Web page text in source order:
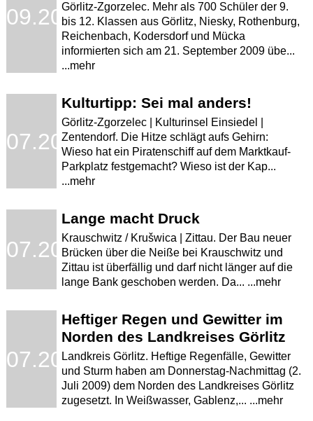
Görlitz-Zgorzelec. Mehr als 700 Schüler der 9.
bis 12. Klassen aus Görlitz, Niesky, Rothenburg,
Reichenbach, Kodersdorf und Mücka
informierten sich am 21. September 2009 übe...
...mehr
Kulturtipp: Sei mal anders!
Görlitz-Zgorzelec | Kulturinsel Einsiedel |
Zentendorf. Die Hitze schlägt aufs Gehirn:
Wieso hat ein Piratenschiff auf dem Marktkauf-
Parkplatz festgemacht? Wieso ist der Kap...
...mehr
Lange macht Druck
Krauschwitz / Krušwica | Zittau. Der Bau neuer
Brücken über die Neiße bei Krauschwitz und
Zittau ist überfällig und darf nicht länger auf die
lange Bank geschoben werden. Da... ...mehr
Heftiger Regen und Gewitter im
Norden des Landkreises Görlitz
Landkreis Görlitz. Heftige Regenfälle, Gewitter
und Sturm haben am Donnerstag-Nachmittag (2.
Juli 2009) dem Norden des Landkreises Görlitz
zugesetzt. In Weißwasser, Gablenz,... ...mehr